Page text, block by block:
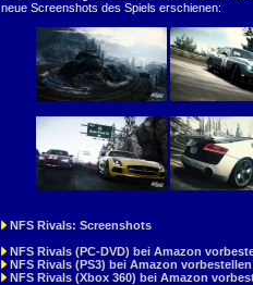
neue Screenshots des Spiels erschienen:
NFS Rivals: Screenshots
NFS Rivals (PC-DVD) bei Amazon
NFS Rivals (PS3) bei Amazon
NFS Rivals (Xbox 360) bei Amazon